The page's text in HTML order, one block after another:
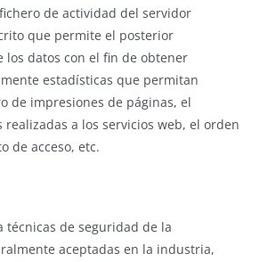
de actividad del servidor
que permite el posterior
los datos con el fin de obtener
estadísticas que permitan
de impresiones de páginas, el
realizadas a los servicios web, el orden
de acceso, etc.
técnicas de seguridad de la
aceptadas en la industria,